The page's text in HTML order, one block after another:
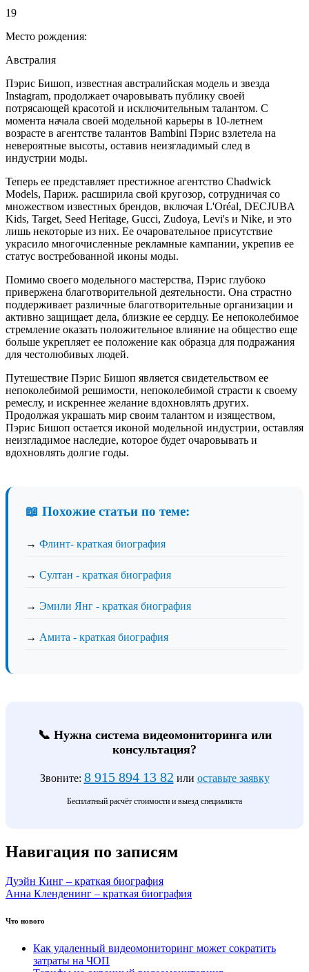
19
Место рождения:
Австралия
Пэрис Бишоп, известная австралийская модель и звезда
Instagram, продолжает очаровывать публику своей
потрясающей красотой и исключительным талантом. С
момента начала своей модельной карьеры в 10-летнем
возрасте в агентстве талантов Bambini Пэрис взлетела на
невероятные высоты, оставив неизгладимый след в
индустрии моды.
Теперь ее представляет престижное агентство Chadwick
Models, Париж. расширила свой кругозор, сотрудничая со
множеством известных брендов, включая L'Oréal, DECJUBA
Kids, Target, Seed Heritage, Gucci, Zudoya, Levi's и Nike, и это
лишь некоторые из них. Ее очаровательное присутствие
украсило многочисленные рекламные кампании, укрепив ее
статус востребованной иконы моды.
Помимо своего модельного мастерства, Пэрис глубоко
привержена благотворительной деятельности. Она страстно
поддерживает различные благотворительные организации и
активно защищает дела, близкие ее сердцу. Ее непоколебимое
стремление оказать положительное влияние на общество еще
больше укрепляет ее положение как образца для подражания
для честолюбивых людей.
Путешествие Пэрис Бишоп является свидетельством ее
непоколебимой решимости, непоколебимой страсти к своему
ремеслу, и искреннее желание вдохновлять других.
Продолжая украшать мир своим талантом и изяществом,
Пэрис Бишоп остается иконой модельной индустрии, оставляя
неизгладимое наследие, которое будет очаровывать и
вдохновлять долгие годы.
📖 Похожие статьи по теме:
→ Флинт- краткая биография
→ Султан - краткая биография
→ Эмили Янг - краткая биография
→ Амита - краткая биография
📞 Нужна система видеомониторинга или
консультация?
Звоните: 8 915 894 13 82 или оставьте заявку
Бесплатный расчёт стоимости и выезд специалиста
Навигация по записям
Дуэйн Кинг – краткая биография
Анна Кленденинг – краткая биография
Что нового
Как удаленный видеомониторинг может сократить
затраты на ЧОП